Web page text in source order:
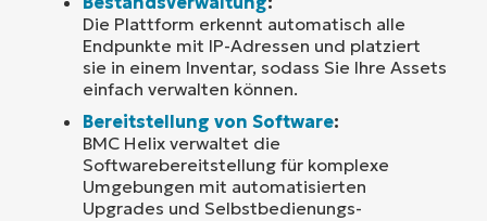
Die Plattform erkennt automatisch alle
Endpunkte mit IP-Adressen und platziert
sie in einem Inventar, sodass Sie Ihre Assets
einfach verwalten können.
Bereitstellung von Software:
BMC Helix verwaltet die
Softwarebereitstellung für komplexe
Umgebungen mit automatisierten
Upgrades und Selbstbedienungs-